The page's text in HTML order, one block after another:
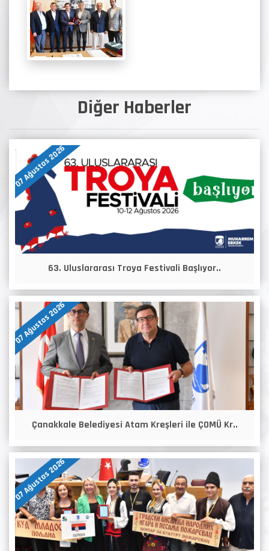
Diğer Haberler
07 Ağustos 2026
63. Uluslararası Troya Festivali Başlıyor..
07 Ağustos 2026
Çanakkale Belediyesi Atam Kreşleri ile ÇOMÜ Kr..
07 Ağustos 2026